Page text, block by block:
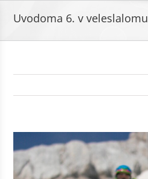
Uvodoma 6. v veleslalomu
Larger
Image